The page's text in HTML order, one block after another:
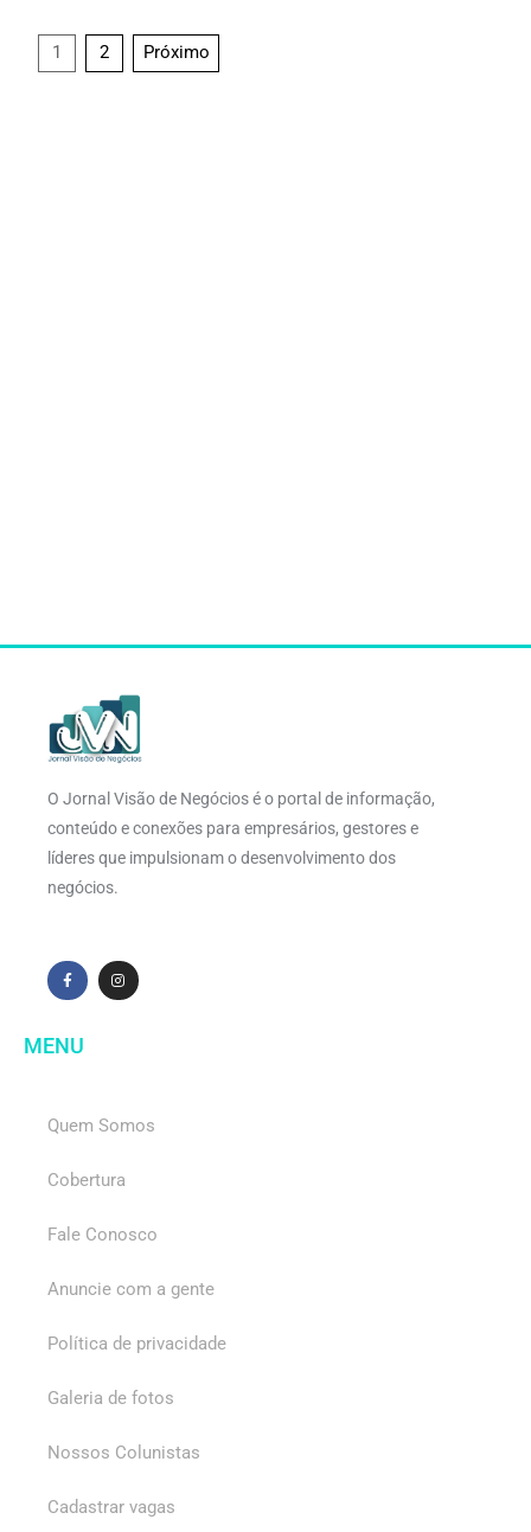
1 2 Próximo
O Jornal Visão de Negócios é o portal de informação,
conteúdo e conexões para empresários, gestores e
líderes que impulsionam o desenvolvimento dos
negócios.
MENU
Quem Somos
Cobertura
Fale Conosco
Anuncie com a gente
Política de privacidade
Galeria de fotos
Nossos Colunistas
Cadastrar vagas